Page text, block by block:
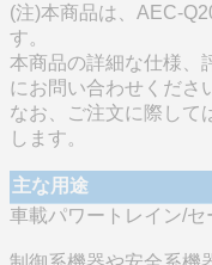
(注)本商品は、AEC-
す。
本商品の詳細な仕様、
にお問い合わせくださ
なお、ご注文に際して
します。
主な用途
車載パワートレイン/セ